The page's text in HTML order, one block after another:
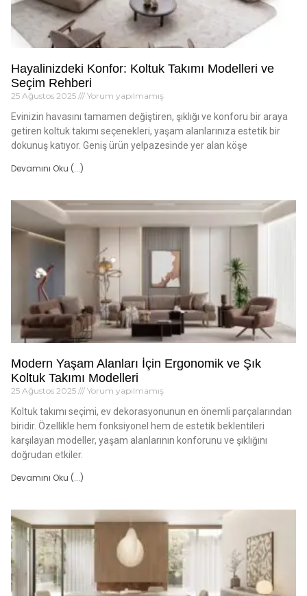
Hayalinizdeki Konfor: Koltuk Takımı Modelleri ve
Seçim Rehberi
25 Ağustos 2025 Yorum yapılmamış
Evinizin havasını tamamen değiştiren, şıklığı ve konforu bir araya
getiren koltuk takımı seçenekleri, yaşam alanlarınıza estetik bir
dokunuş katıyor. Geniş ürün yelpazesinde yer alan köşe
Devamını Oku (...)
Modern Yaşam Alanları İçin Ergonomik ve Şık
Koltuk Takımı Modelleri
25 Ağustos 2025 Yorum yapılmamış
Koltuk takımı seçimi, ev dekorasyonunun en önemli parçalarından
biridir. Özellikle hem fonksiyonel hem de estetik beklentileri
karşılayan modeller, yaşam alanlarının konforunu ve şıklığını
doğrudan etkiler.
Devamını Oku (...)